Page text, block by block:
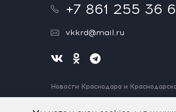
+7 861 255 36
vkkrd@mail.ru
Новости Краснодара и
Нашли ошибку? Выделите и нажмите